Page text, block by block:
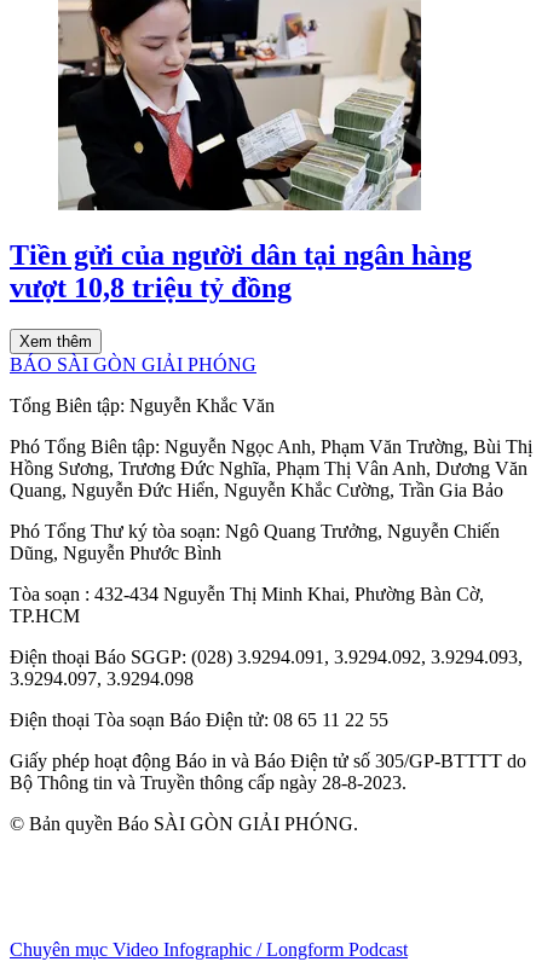
Tiền gửi của người dân tại ngân hàng
vượt 10,8 triệu tỷ đồng
Xem thêm
BÁO SÀI GÒN GIẢI PHÓNG
Tổng Biên tập: Nguyễn Khắc Văn
Phó Tổng Biên tập: Nguyễn Ngọc Anh, Phạm Văn Trường, Bùi Thị
Hồng Sương, Trương Đức Nghĩa, Phạm Thị Vân Anh, Dương Văn
Quang, Nguyễn Đức Hiển, Nguyễn Khắc Cường, Trần Gia Bảo
Phó Tổng Thư ký tòa soạn: Ngô Quang Trưởng, Nguyễn Chiến
Dũng, Nguyễn Phước Bình
Tòa soạn : 432-434 Nguyễn Thị Minh Khai, Phường Bàn Cờ,
TP.HCM
Điện thoại Báo SGGP: (028) 3.9294.091, 3.9294.092, 3.9294.093,
3.9294.097, 3.9294.098
Điện thoại Tòa soạn Báo Điện tử: 08 65 11 22 55
Giấy phép hoạt động Báo in và Báo Điện tử số 305/GP-BTTTT do
Bộ Thông tin và Truyền thông cấp ngày 28-8-2023.
© Bản quyền Báo SÀI GÒN GIẢI PHÓNG.
Chuyên mục Video Infographic / Longform Podcast